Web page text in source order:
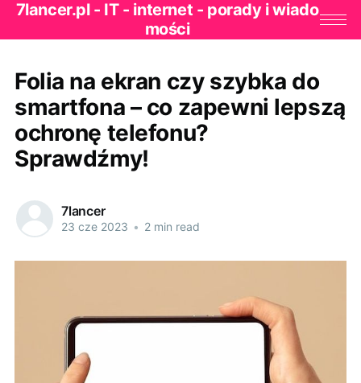
7lancer.pl - IT - internet - porady i wiado
mości
Folia na ekran czy szybka do
smartfona – co zapewni lepszą
ochronę telefonu?
Sprawdźmy!
7lancer
23 cze 2023 • 2 min read